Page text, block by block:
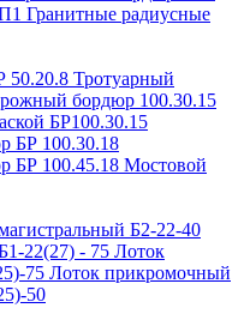
Гранитные радиусные
50.20.8 Тротуарный
бордюр 100.30.15
БР100.30.15
БР 100.30.18
БР 100.45.18 Мостовой
Б2-22-40
22(27) - 75 Лоток
75 Лоток прикромочный
50